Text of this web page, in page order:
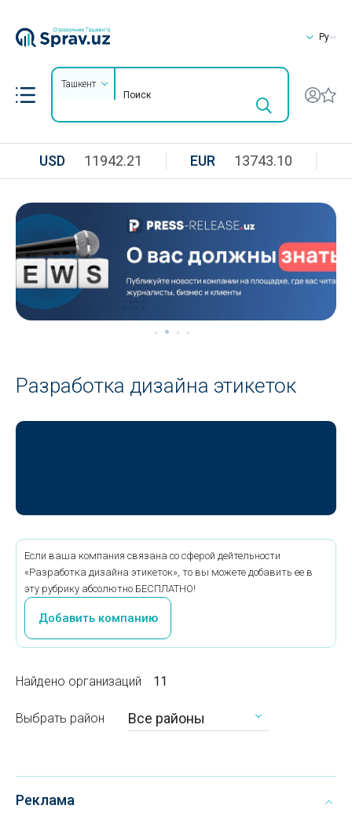
Ру
Ташкент
USD 11942.21 EUR 13743.10
Разработка дизайна этикеток
Если ваша компания связана со сферой дейтельности
«Разработка дизайна этикеток», то вы можете добавить ее в
эту рубрику абсолютно БЕСПЛАТНО!
Добавить компанию
Найдено организаций 11
Выбрать район Все районы
Реклама